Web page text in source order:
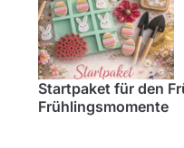
Startpaket für den
Frühlingsmomente